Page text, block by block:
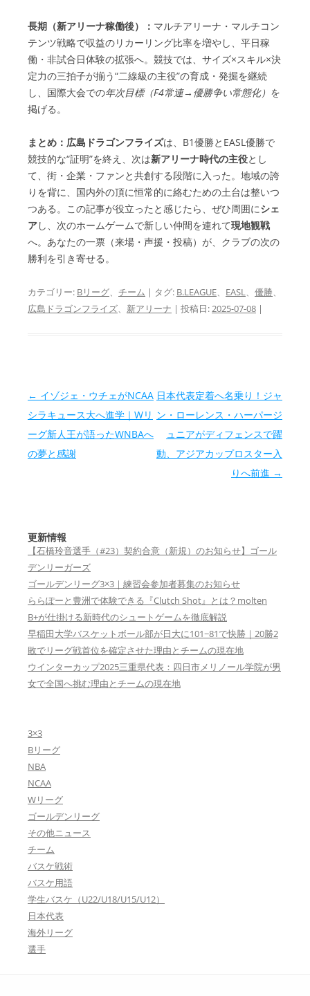
長期（新アリーナ稼働後）： マルチアリーナ・マルチコン
テンツ戦略で収益のリカーリング比率を増やし、平日稼
働・非試合日体験の拡張へ。競技では、サイズ×スキル×決
定力の三拍子が揃う“二線級の主役”の育成・発掘を継続
し、国際大会での年次目標（F4常連→優勝争い常態化） を
掲げる。
まとめ： 広島ドラゴンフライズは、B1優勝とEASL優勝で
競技的な“証明”を終え、次は新アリーナ時代の主役とし
て、街・企業・ファンと共創する段階に入った。地域の誇
りを背に、国内外の頂に恒常的に絡むための土台は整いつ
つある。この記事が役立ったと感じたら、ぜひ周囲にシェ
アし、次のホームゲームで新しい仲間を連れて現地観戦
へ。あなたの一票（来場・声援・投稿）が、クラブの次の
勝利を引き寄せる。
カテゴリー: Bリーグ、 チーム | タグ: B.LEAGUE、 EASL、 優勝、
広島ドラゴンフライズ、 新アリーナ | 投稿日:2025-07-08 |
投稿ナビゲーション
← イゾジェ・ウチェがNCAA
シラキュース大へ進学｜Wリ
ーグ新人王が語ったWNBAへ
の夢と感謝
日本代表定着へ名乗り！ジャ
ン・ローレンス・ハーパージ
ュニアがディフェンスで躍
動、アジアカップロスター入
りへ前進 →
更新情報
【石橋玲音選手（#23）契約合意（新規）のお知らせ】ゴール
デンリーガーズ
ゴールデンリーグ3×3｜練習会参加者募集のお知らせ
ららぽーと豊洲で体験できる『Clutch Shot』とは？molten
B+が仕掛ける新時代のシュートゲームを徹底解説
早稲田大学バスケットボール部が日大に101−81で快勝｜20勝2
敗でリーグ戦首位を確定させた理由とチームの現在地
ウインターカップ2025三重県代表：四日市メリノール学院が男
女で全国へ挑む理由とチームの現在地
3×3
Bリーグ
NBA
NCAA
Wリーグ
ゴールデンリーグ
その他ニュース
チーム
バスケ戦術
バスケ用語
学生バスケ（U22/U18/U15/U12）
日本代表
海外リーグ
選手